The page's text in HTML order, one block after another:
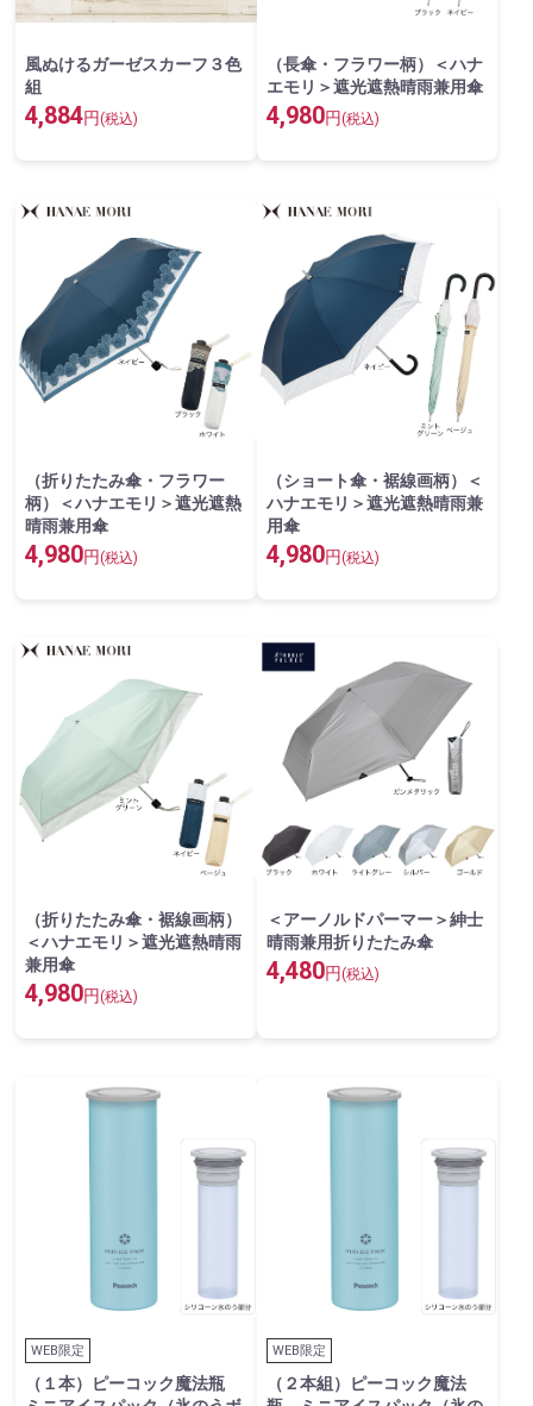
風ぬけるガーゼスカーフ３色
組
4,884円 (税込)
（長傘・フラワー柄）＜ハナ
エモリ＞遮光遮熱晴雨兼用傘
4,980円 (税込)
（折りたたみ傘・フラワー
柄）＜ハナエモリ＞遮光遮熱
晴雨兼用傘
4,980円 (税込)
（ショート傘・裾線画柄）＜
ハナエモリ＞遮光遮熱晴雨兼
用傘
4,980円 (税込)
（折りたたみ傘・裾線画柄）
＜ハナエモリ＞遮光遮熱晴雨
兼用傘
4,980円 (税込)
＜アーノルドパーマー＞紳士
晴雨兼用折りたたみ傘
4,480円 (税込)
WEB限定
（１本）ピーコック魔法瓶
WEB限定
（２本組）ピーコック魔法